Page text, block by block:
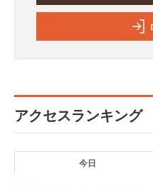
アクセスランキング
今日